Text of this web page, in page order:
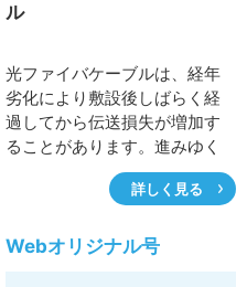
ル
光ファイバケーブルは、経年
劣化により敷設後しばらく経
過してから伝送損失が増加す
ることがあります。進みゆく
経年劣化に対して通信の品質
を維持するためには、定期的
るとともに、必要な設備更改
詳しく見る
Webオリジナル号